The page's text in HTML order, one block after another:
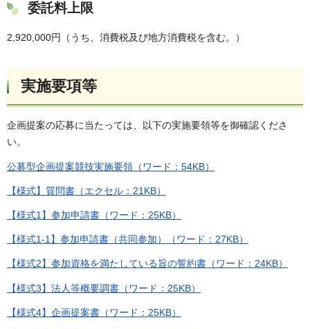
委託料上限
2,920,000円（うち、消費税及び地方消費税を含む。）
実施要項等
企画提案の応募に当たっては、以下の実施要領等を御確認くださ
い。
公募型企画提案競技実施要領（ワード：54KB）
【様式】質問書（エクセル：21KB）
【様式1】参加申請書（ワード：25KB）
【様式1-1】参加申請書（共同参加）（ワード：27KB）
【様式2】参加資格を満たしている旨の誓約書（ワード：24KB）
【様式3】法人等概要調書（ワード：25KB）
【様式4】企画提案書（ワード：25KB）